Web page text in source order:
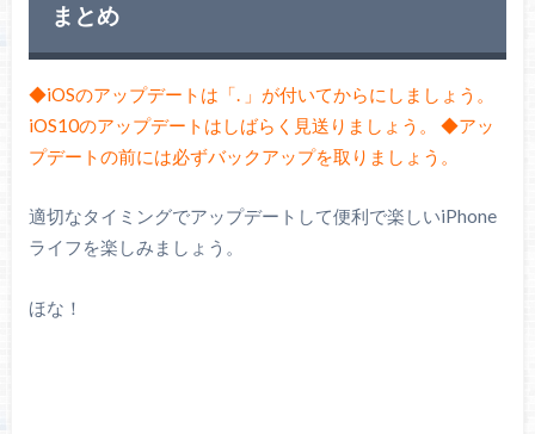
まとめ
◆iOSのアップデートは「. 」が付いてからにしましょう。
iOS10のアップデートはしばらく見送りましょう。
◆アッ
プデートの前には必ずバックアップを取りましょう。
適切なタイミングでアップデートして便利で楽しいiPhone
ライフを楽しみましょう。
ほな！